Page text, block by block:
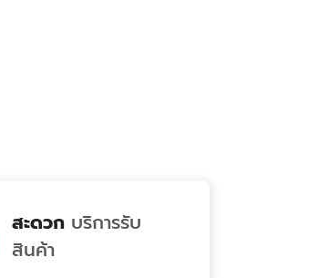
สะดวก บริการรับ
สินค้า